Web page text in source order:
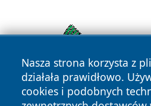
Nasza strona korzysta z
działała prawidłowo.
cookies i podobnych